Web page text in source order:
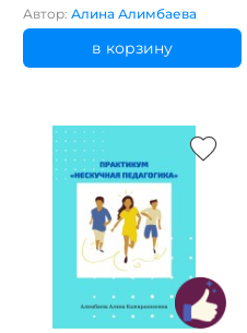
Автор: Алина Алимбаева
в корзину